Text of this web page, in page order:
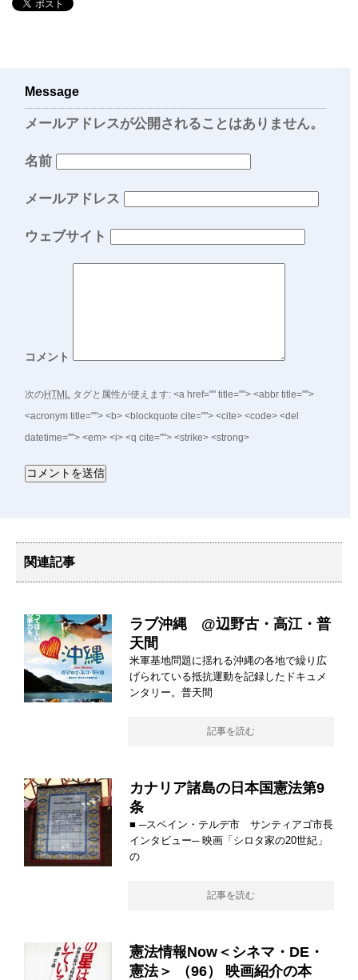
Message
メールアドレスが公開されることはありません。
名前
メールアドレス
ウェブサイト
コメント
次のHTML タグと属性が使えます: <a href="" title=""> <abbr title="">
<acronym title=""> <b> <blockquote cite=""> <cite> <code> <del
datetime=""> <em> <i> <q cite=""> <strike> <strong>
関連記事
ラブ沖縄 @辺野古・高江・普
天間
米軍基地問題に揺れる沖縄の各地で繰り広
げられている抵抗運動を記録したドキュメ
ンタリー。普天間
記事を読む
カナリア諸島の日本国憲法第9
条
■ ─スペイン・テルデ市 サンティアゴ市長
インタビュー─ 映画「シロタ家の20世紀」
の
記事を読む
憲法情報Now＜シネマ・DE・
憲法＞ （96） 映画紹介の本